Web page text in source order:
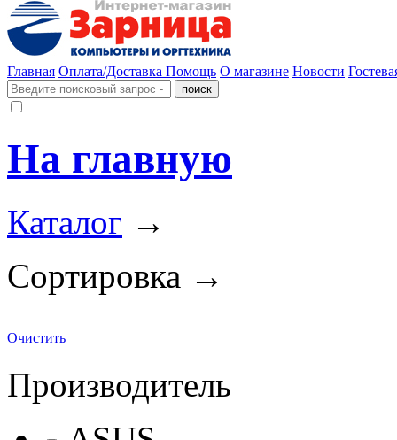
Главная Оплата/Доставка Помощь О магазине Новости
На главную
Каталог →
Сортировка →
Очистить
Производитель